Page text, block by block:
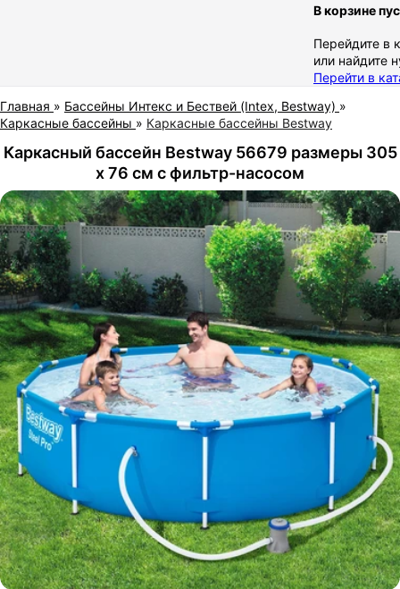
В корзине
Перейдите в
или найдите
Перейти в
Главная » Бассейны Интекс и Бествей (Intex, Bestway) »
Каркасные бассейны » Каркасные бассейны Bestway
Каркасный бассейн Bestway 56679 размеры 305
х 76 см с фильтр-насосом